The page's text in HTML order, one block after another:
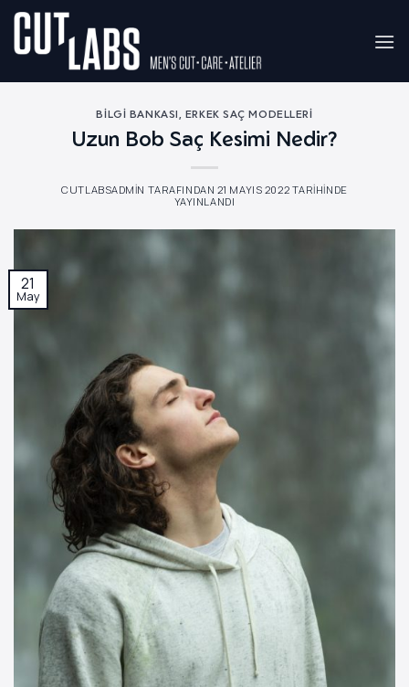
İçeriğe
BILGI BANKASI, ERKEK SAÇ MODELLERI
Uzun Bob Saç Kesimi Nedir?
CUTLABSADMIN TARAFINDAN 21 MAYIS 2022 TARIHINDE
YAYINLANDI
21
May